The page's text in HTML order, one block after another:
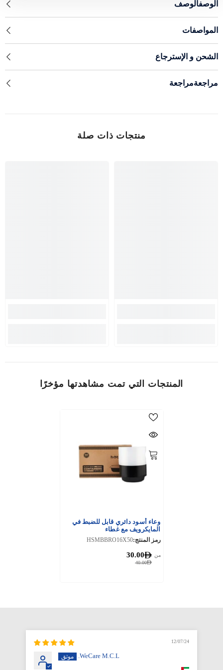
الوصفالوصف
المواصفات
الشحن و الإسترجاع
مراجعةمراجعة
منتجات ذات صلة
المنتجات التي تمت مشاهدتها مؤخرًا
وعاء أسود دائري قابل للضبط في
المايكرويف مع غطاء
رمز المنتج:HSMBBRO16X50
40.00
من 30.00
12/07/24
WeCare M.C.L.